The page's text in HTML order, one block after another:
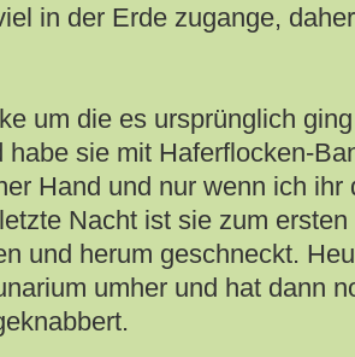
in der Erde zugange,
um die es ursprünglich
habe sie mit Haferflocken-
Hand und nur wenn ich
Nacht ist sie zum
und herum geschneckt.
umher und hat dann